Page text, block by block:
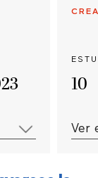
10
Ver